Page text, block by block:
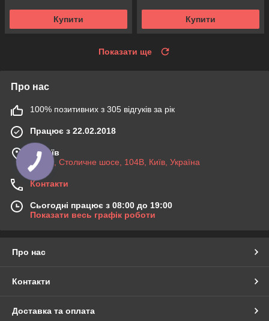
Купити Купити
Показати ще
Про нас
100% позитивних з 305 відгуків за рік
Працює з 22.02.2018
м. Київ
03045, Столичне шосе, 104B, Київ, Україна
Контакти
Сьогодні працює з 08:00 до 19:00
Показати весь графік роботи
Про нас
Контакти
Доставка та оплата